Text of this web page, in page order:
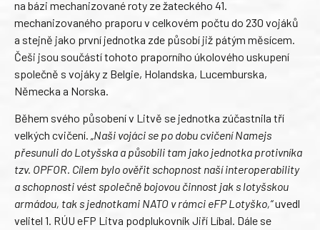
na bázi mechanizované roty ze žateckého 41.
mechanizovaného praporu v celkovém počtu do 230 vojáků
a stejně jako první jednotka zde působí již pátým měsícem.
Češi jsou součástí tohoto praporního úkolového uskupení
společně s vojáky z Belgie, Holandska, Lucemburska,
Německa a Norska.
Během svého působení v Litvě se jednotka zúčastnila tří
velkých cvičení. „Naši vojáci se po dobu cvičení Namejs
přesunuli do Lotyšska a působili tam jako jednotka protivníka
tzv. OPFOR. Cílem bylo ověřit schopnost naší interoperability
a schopnosti vést společně bojovou činnost jak s lotyšskou
armádou, tak s jednotkami NATO v rámci eFP Lotyško,“uvedl
velitel 1. RÚU eFP Litva podplukovník Jiří Líbal. Dále se